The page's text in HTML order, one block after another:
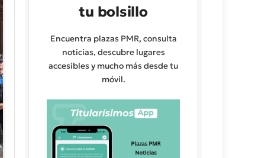
tu bolsillo
Encuentra plazas PMR, consulta
noticias, descubre lugares
accesibles y mucho más desde tu
móvil.